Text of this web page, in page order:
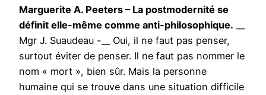
Marguerite A. Peeters – La postmodernité se
définit elle-même comme anti-philosophique.
Mgr J. Suaudeau -__ Oui, il ne faut pas penser,
surtout éviter de penser. Il ne faut pas nommer le
nom « mort », bien sûr. Mais la personne
humaine qui se trouve dans une situation difficile